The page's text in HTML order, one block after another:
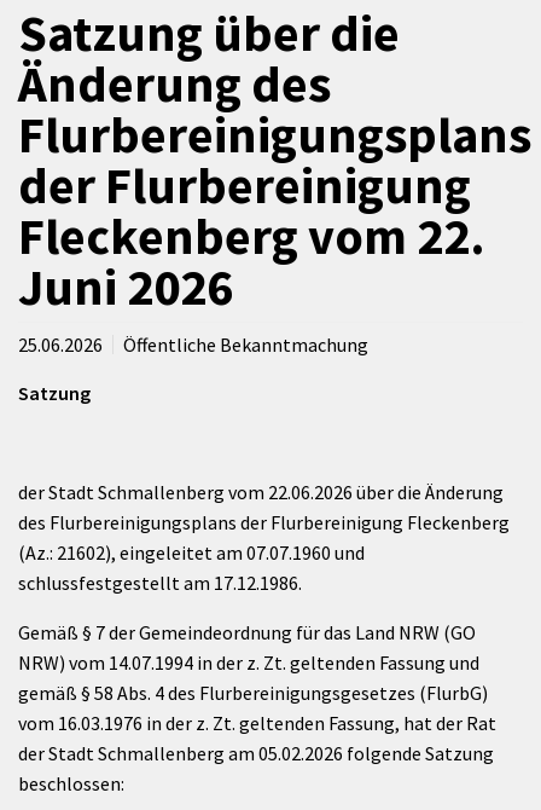
Freizeit & Kultur
Wirtschaft
Satzung über die
Änderung des
Flurbereinigungsplans
der Flurbereinigung
Fleckenberg vom 22.
Juni 2026
25.06.2026
Öffentliche Bekanntmachung
Satzung
der Stadt Schmallenberg vom 22.06.2026 über die Änderung
des Flurbereinigungsplans der Flurbereinigung Fleckenberg
(Az.: 21602), eingeleitet am 07.07.1960 und
schlussfestgestellt am 17.12.1986.
Gemäß § 7 der Gemeindeordnung für das Land NRW (GO
NRW) vom 14.07.1994 in der z. Zt. geltenden Fassung und
gemäß § 58 Abs. 4 des Flurbereinigungsgesetzes (FlurbG)
vom 16.03.1976 in der z. Zt. geltenden Fassung, hat der Rat
der Stadt Schmallenberg am 05.02.2026 folgende Satzung
beschlossen: